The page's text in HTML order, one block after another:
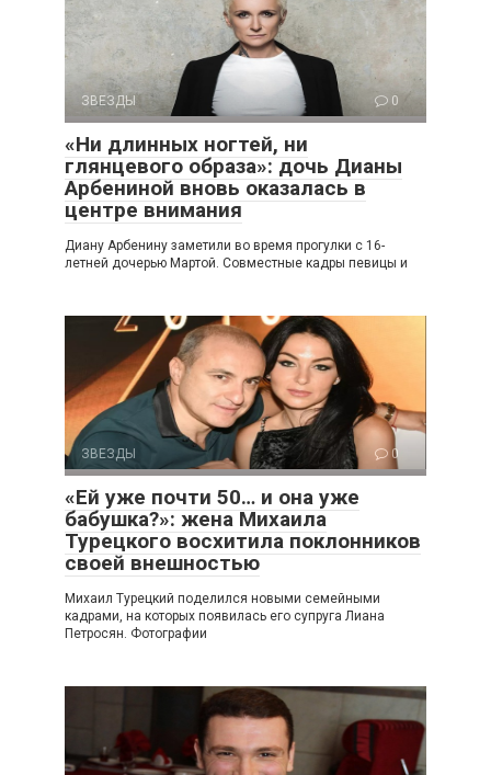
ЗВЕЗДЫ 0
«Ни длинных ногтей, ни
глянцевого образа»: дочь Дианы
Арбениной вновь оказалась в
центре внимания
Диану Арбенину заметили во время прогулки с 16-
летней дочерью Мартой. Совместные кадры певицы и
ЗВЕЗДЫ 0
«Ей уже почти 50… и она уже
бабушка?»: жена Михаила
Турецкого восхитила поклонников
своей внешностью
Михаил Турецкий поделился новыми семейными
кадрами, на которых появилась его супруга Лиана
Петросян. Фотографии